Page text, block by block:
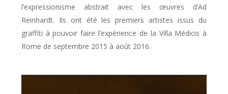
l’expressionisme abstrait avec les œuvres d’Ad
Reinhardt. Ils ont été les premiers artistes issus du
graffiti à pouvoir faire l’expérience de la Villa Médicis à
Rome de septembre 2015 à août 2016.